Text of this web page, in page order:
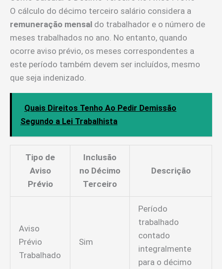
O cálculo do décimo terceiro salário considera a
remuneração mensal do trabalhador e o número de
meses trabalhados no ano. No entanto, quando
ocorre aviso prévio, os meses correspondentes a
este período também devem ser incluídos, mesmo
que seja indenizado.
Quais Direitos Tenho Ao Pedir Demissão
Segundo a Lei Trabalhista
Tipo de
Aviso
Prévio
Inclusão
no Décimo
Terceiro
Descrição
Aviso
Prévio
Trabalhado
Sim
Período
trabalhado
contado
integralmente
para o décimo